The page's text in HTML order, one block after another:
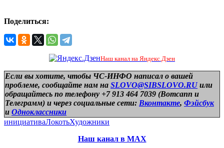
Поделиться:
Наш канал на Яндекс.Дзен
Если вы хотите, чтобы ЧС-ИНФО написал о вашей
проблеме, сообщайте нам на SLOVO@SIBSLOVO.RU или
обращайтесь по телефону +7 913 464 7039 (Вотсапп и
Телеграмм) и через социальные сети: Вконтакте, Фэйсбук
и Одноклассники
инициативаЛокотьХудожники
Наш канал в МАХ